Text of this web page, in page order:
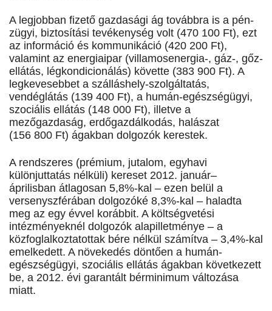
A legjobban fi­zető gaz­da­sági ág továbbra is a pén­
zü­gyi, biztosítási tevékenység volt (470 100 Ft), ezt
az információ és kommu­ni­ká­ció (420 200 Ft),
valamint az energiaipar (villamosenergia-, gáz-, gőz­
ellátás, légkondicionálás) követte (383 900 Ft). A
leg­keve­sebbet a szálláshely-szolgáltatás,
vendéglátás (139 400 Ft), a humán-egészség­ügyi,
szociális ellátás (148 000 Ft), illetve a
mezőgazdaság, erdő­gaz­dálko­dás, halászat
(156 800 Ft) ágakban dolgozók kerestek.
A rendszeres (prémium, jutalom, egyhavi
különjuttatás nélküli) kereset 2012. január–
áprilisban átla­gosan 5,8%-kal – ezen belül a
versenyszférában dolgozóké 8,3%-kal – haladta
meg az egy évvel korábbit. A költ­ségvetési
intézményeknél dolgozók alap­il­let­ménye – a
közfoglalkoztatottak bére nélkül számítva – 3,4%-kal
emelkedett. A növekedés döntően a humán-
egészségügyi, szociális ellátás ágak­ban kö­vetkezett
be, a 2012. évi garantált bérminimum változása
miatt.